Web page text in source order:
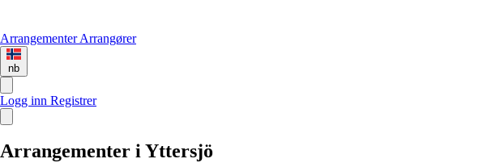
ArrangementerArrangører
nb
Logg inn Registrer
Arrangementer i Yttersjö